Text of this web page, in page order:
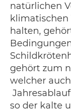
natürlichen
klimatischen
halten,
gehört zum
welcher
so der kalte